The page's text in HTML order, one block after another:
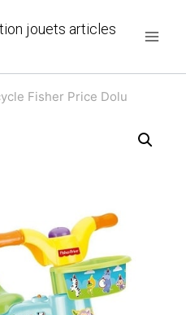
jouets articles
Fisher Price Dolu